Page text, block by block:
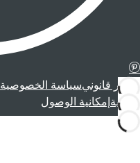
إشعار قانونيسياسة الخصوصية
قانونية إمكانية الوصول